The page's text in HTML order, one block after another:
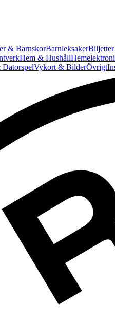
& BarnskorBarnleksaker
Hem & Hushåll
Vykort & BilderÖvrigt